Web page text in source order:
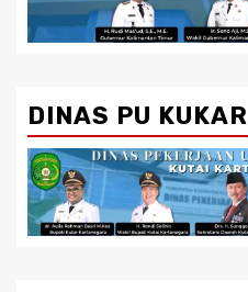
DINAS PU KUKAR